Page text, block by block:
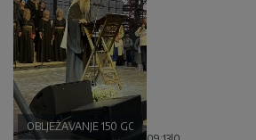
OBLJEŽAVANJE 150 GODINA VUČEDOLSKE BITKE